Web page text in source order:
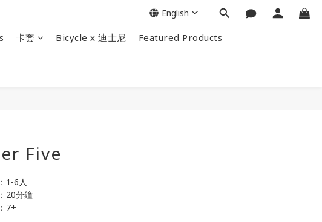
卡套 Bicycle x 迪士尼 Featured Products
English
Five
1-6人
20分鐘
7+